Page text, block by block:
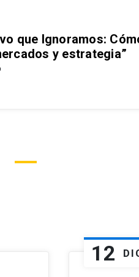
que Ignoramos:
y estrategia”
12